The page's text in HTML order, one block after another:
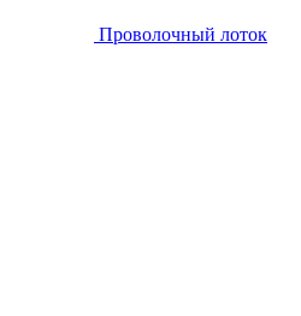
Проволочный лоток